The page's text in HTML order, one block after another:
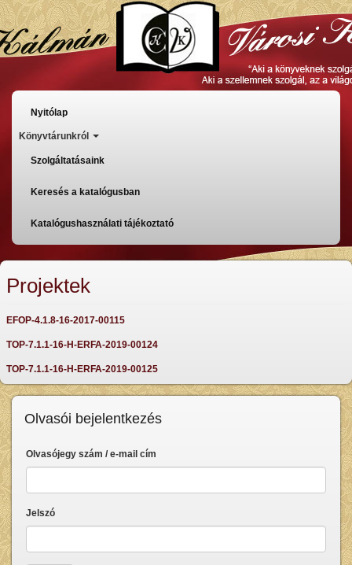
Ugrás
a
tartalomra
Főmenü
Nyitólap
Könyvtárunkról
Szolgáltatásaink
Keresés a katalógusban
Katalógushasználati tájékoztató
Projektek
EFOP-4.1.8-16-2017-00115
TOP-7.1.1-16-H-ERFA-2019-00124
TOP-7.1.1-16-H-ERFA-2019-00125
Olvasói bejelentkezés
Olvasójegy szám / e-mail cím
Jelszó